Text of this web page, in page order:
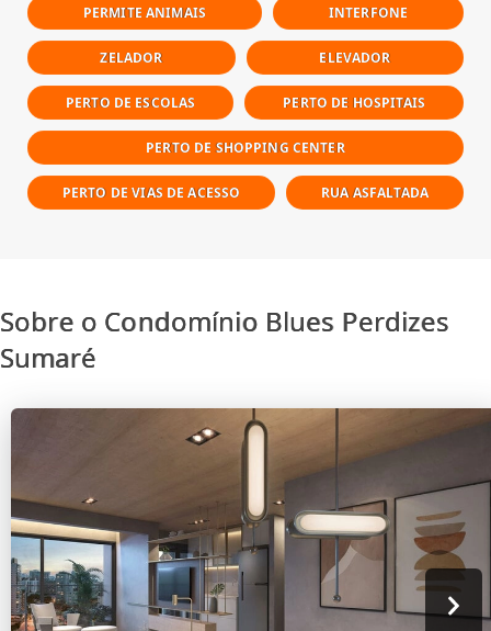
PERMITE ANIMAIS INTERFONE
ZELADOR ELEVADOR
PERTO DE ESCOLAS PERTO DE HOSPITAIS
PERTO DE SHOPPING CENTER
PERTO DE VIAS DE ACESSO RUA ASFALTADA
Sobre o Condomínio Blues Perdizes
Sumaré